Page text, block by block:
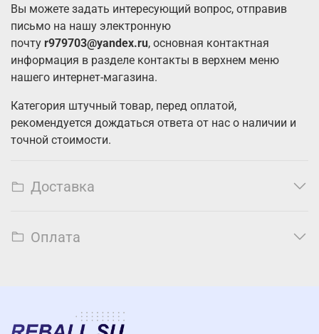
Вы можете задать интересующий вопрос, отправив
письмо на нашу электронную
почту r979703@yandex.ru, основная контактная
информация в разделе контакты в верхнем меню
нашего интернет-магазина.
Категория штучный товар, перед оплатой,
рекомендуется дождаться ответа от нас о наличии и
точной стоимости.
Доставка
Оплата